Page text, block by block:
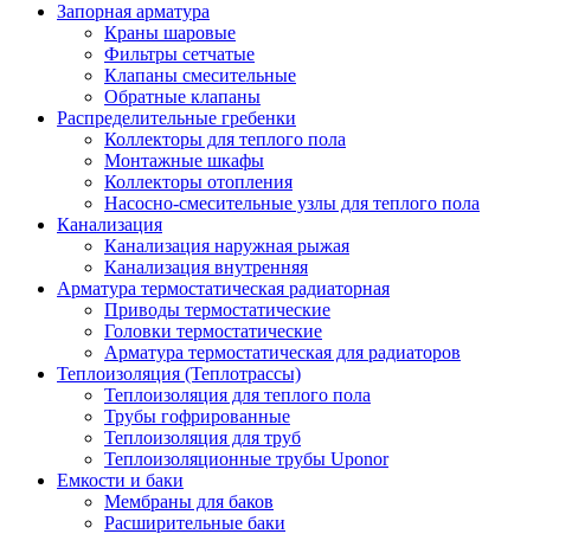
Запорная арматура
Краны шаровые
Фильтры сетчатые
Клапаны смесительные
Обратные клапаны
Распределительные гребенки
Коллекторы для теплого пола
Монтажные шкафы
Коллекторы отопления
Насосно-смесительные узлы для теплого пола
Канализация
Канализация наружная рыжая
Канализация внутренняя
Арматура термостатическая радиаторная
Приводы термостатические
Головки термостатические
Арматура термостатическая для радиаторов
Теплоизоляция (Теплотрассы)
Теплоизоляция для теплого пола
Трубы гофрированные
Теплоизоляция для труб
Теплоизоляционные трубы Uponor
Емкости и баки
Мембраны для баков
Расширительные баки